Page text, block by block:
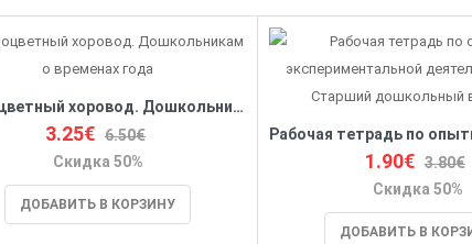
Разноцветный хоровод. Дошкольникам о временах года
3.25€ 6.50€
Скидка 50%
ДОБАВИТЬ В КОРЗИНУ
1.90€ 3.80€
Скидка 50%
ДОБАВИТЬ В